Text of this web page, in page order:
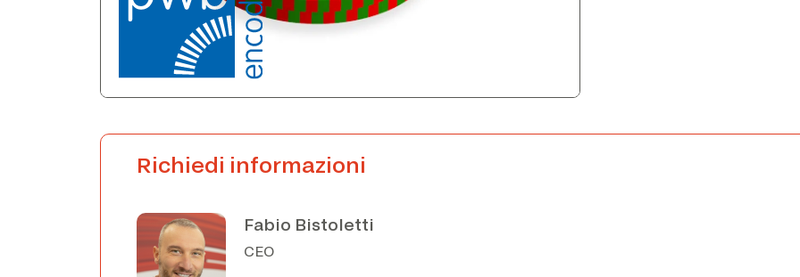
Richiedi informazioni
Fabio Bistoletti
CEO